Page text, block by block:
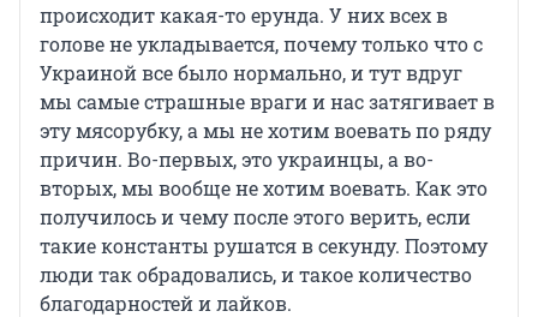
происходит какая-то ерунда. У них всех в
голове не укладывается, почему только что с
Украиной все было нормально, и тут вдруг
мы самые страшные враги и нас затягивает в
эту мясорубку, а мы не хотим воевать по ряду
причин. Во-первых, это украинцы, а во-
вторых, мы вообще не хотим воевать. Как это
получилось и чему после этого верить, если
такие константы рушатся в секунду. Поэтому
люди так обрадовались, и такое количество
благодарностей и лайков.